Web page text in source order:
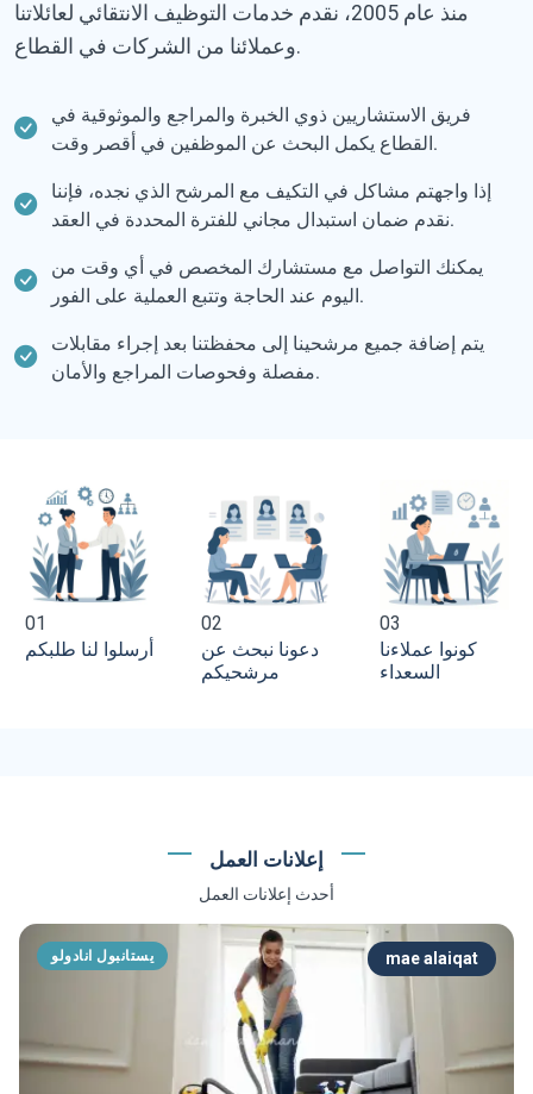
01
أرسلوا لنا طلبكم
02
دعونا نبحث عن
مرشحيكم
03
كونوا عملاءنا
السعداء
منذ عام 2005، نقدم خدمات التوظيف الانتقائي لعائلاتنا
وعملائنا من الشركات في القطاع.
فريق الاستشاريين ذوي الخبرة والمراجع والموثوقية في
القطاع يكمل البحث عن الموظفين في أقصر وقت.
إذا واجهتم مشاكل في التكيف مع المرشح الذي نجده، فإننا
نقدم ضمان استبدال مجاني للفترة المحددة في العقد.
يمكنك التواصل مع مستشارك المخصص في أي وقت من
اليوم عند الحاجة وتتبع العملية على الفور.
يتم إضافة جميع مرشحينا إلى محفظتنا بعد إجراء مقابلات
مفصلة وفحوصات المراجع والأمان.
إعلانات العمل
أحدث إعلانات العمل
يستانبول انادولو mae alaiqat